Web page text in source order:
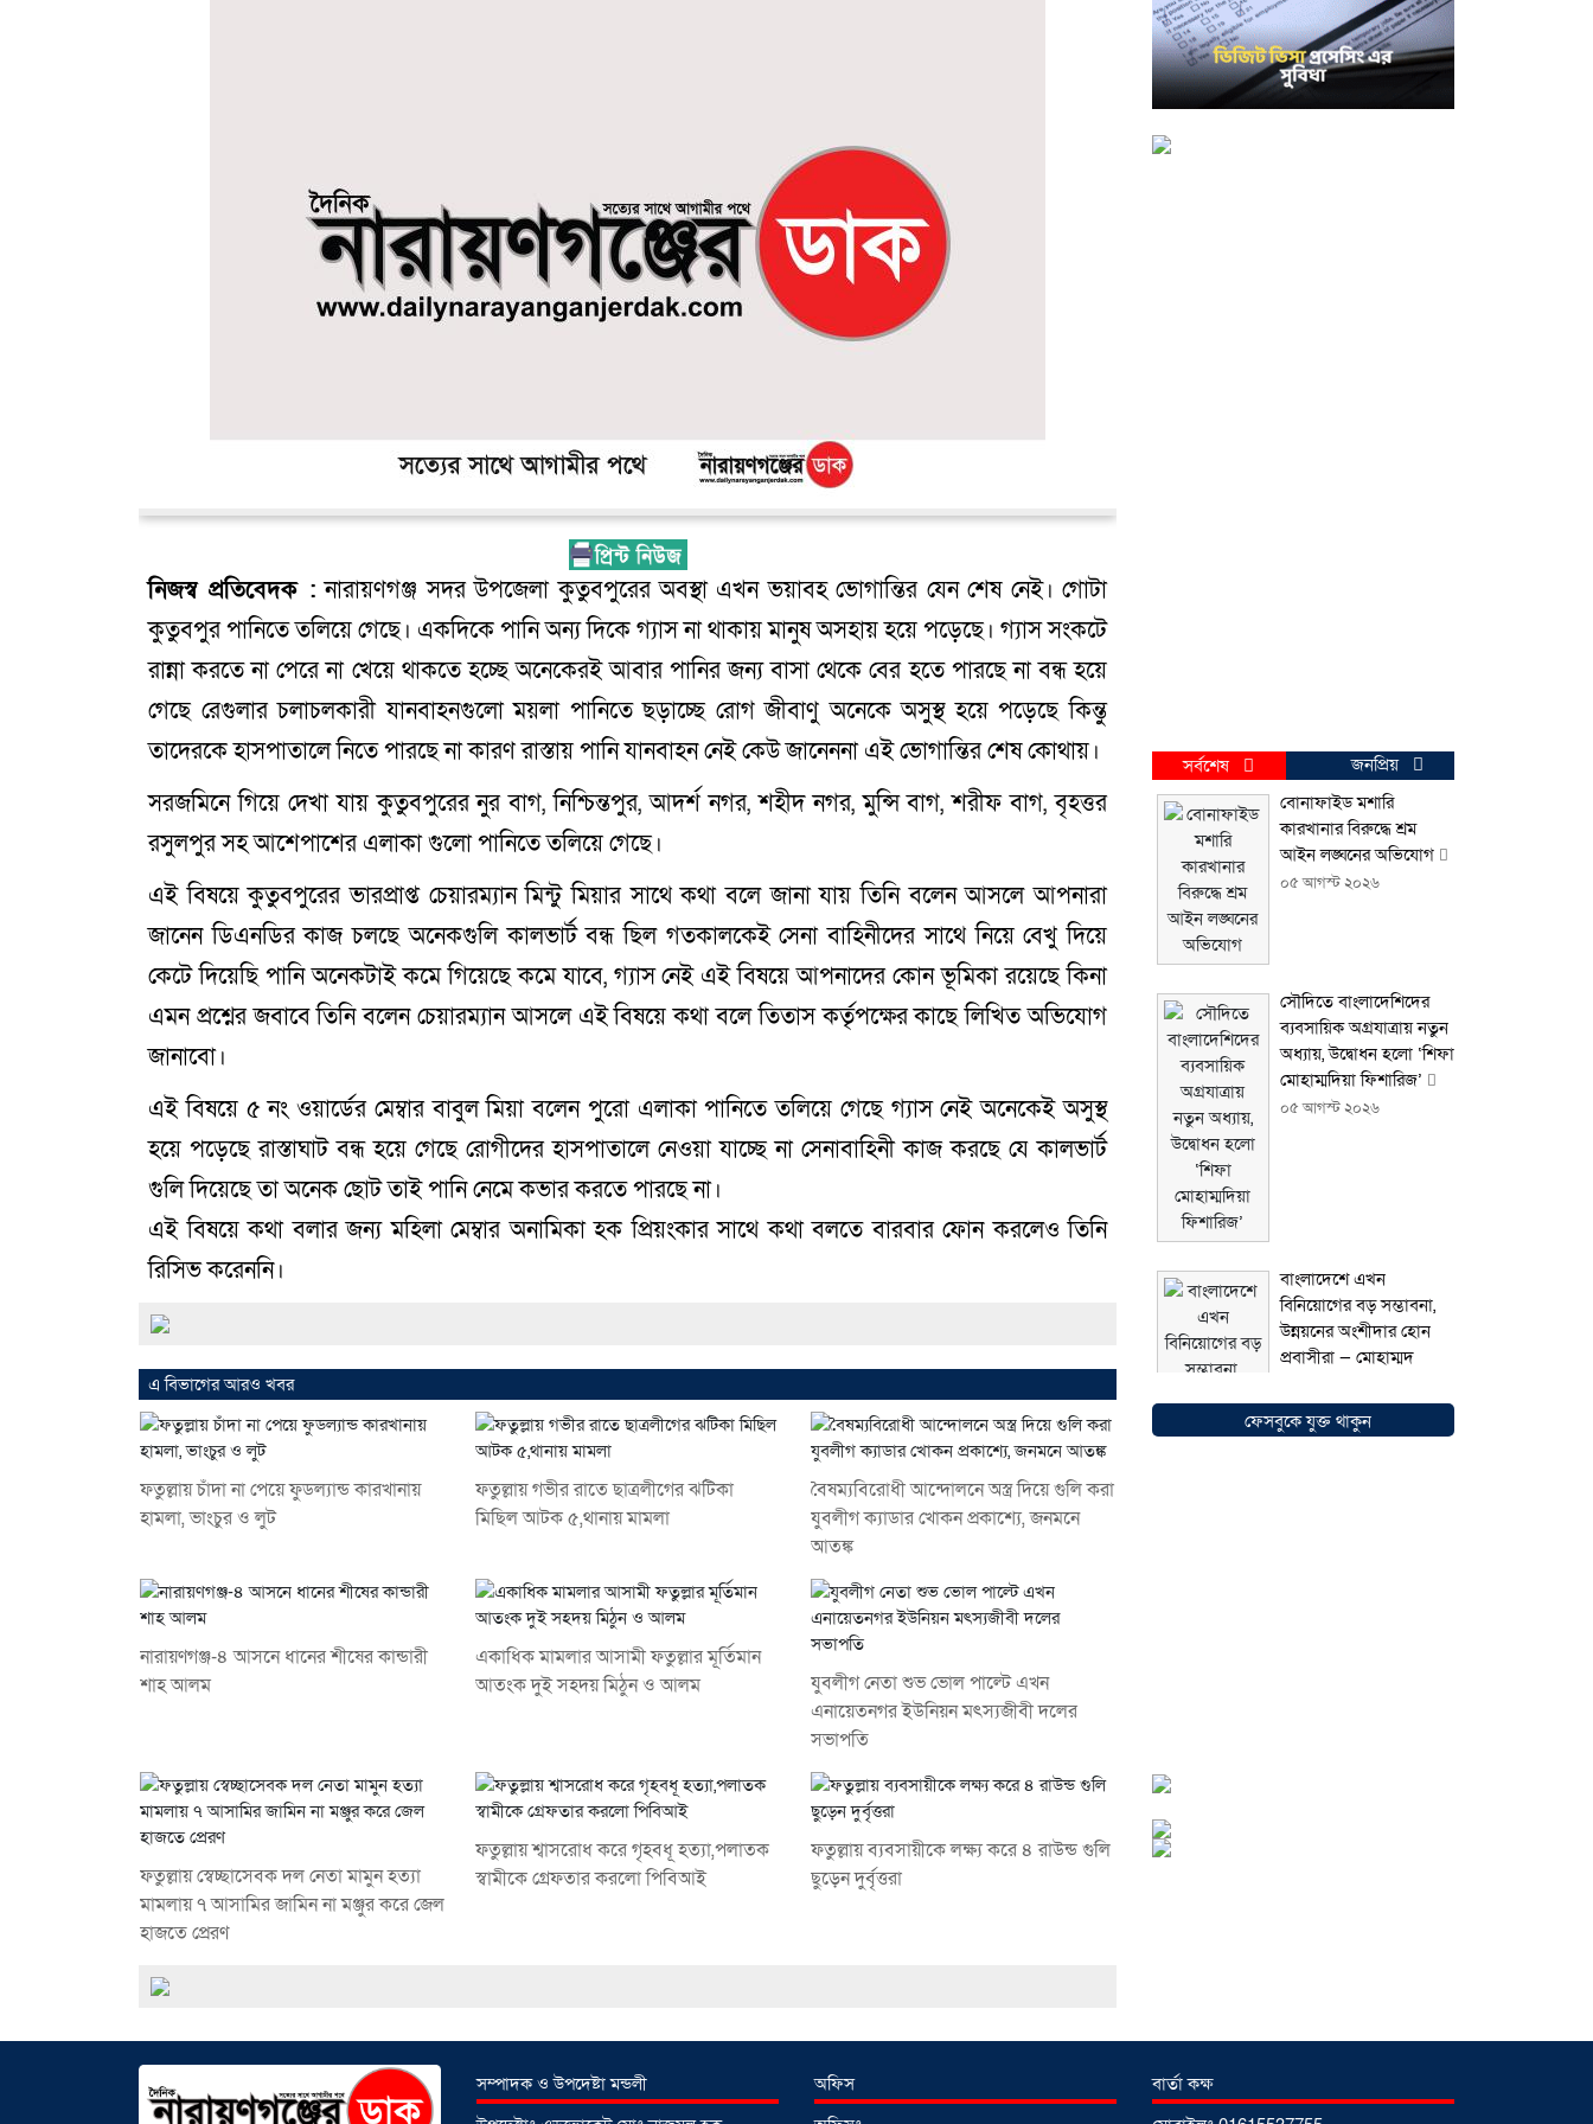
নিজস্ব প্রতিবেদক : নারায়ণগঞ্জ সদর উপজেলা কুতুবপুরের অবস্থা এখন ভয়াবহ ভোগান্তির যেন শেষ নেই। গোটা
কুতুবপুর পানিতে তলিয়ে গেছে। একদিকে পানি অন্য দিকে গ্যাস না থাকায় মানুষ অসহায় হয়ে পড়েছে। গ্যাস সংকটে
রান্না করতে না পেরে না খেয়ে থাকতে হচ্ছে অনেকেরই আবার পানির জন্য বাসা থেকে বের হতে পারছে না বন্ধ হয়ে
গেছে রেগুলার চলাচলকারী যানবাহনগুলো ময়লা পানিতে ছড়াচ্ছে রোগ জীবাণু অনেকে অসুস্থ হয়ে পড়েছে কিন্তু
তাদেরকে হাসপাতালে নিতে পারছে না কারণ রাস্তায় পানি যানবাহন নেই কেউ জানেননা এই ভোগান্তির শেষ কোথায়।
সরজমিনে গিয়ে দেখা যায় কুতুবপুরের নুর বাগ, নিশ্চিন্তপুর, আদর্শ নগর, শহীদ নগর, মুন্সি বাগ, শরীফ বাগ, বৃহত্তর
রসুলপুর সহ আশেপাশের এলাকা গুলো পানিতে তলিয়ে গেছে।
এই বিষয়ে কুতুবপুরের ভারপ্রাপ্ত চেয়ারম্যান মিন্টু মিয়ার সাথে কথা বলে জানা যায় তিনি বলেন আসলে আপনারা
জানেন ডিএনডির কাজ চলছে অনেকগুলি কালভার্ট বন্ধ ছিল গতকালকেই সেনা বাহিনীদের সাথে নিয়ে বেখু দিয়ে
কেটে দিয়েছি পানি অনেকটাই কমে গিয়েছে কমে যাবে, গ্যাস নেই এই বিষয়ে আপনাদের কোন ভূমিকা রয়েছে কিনা
এমন প্রশ্নের জবাবে তিনি বলেন চেয়ারম্যান আসলে এই বিষয়ে কথা বলে তিতাস কর্তৃপক্ষের কাছে লিখিত অভিযোগ
জানাবো।
এই বিষয়ে ৫ নং ওয়ার্ডের মেম্বার বাবুল মিয়া বলেন পুরো এলাকা পানিতে তলিয়ে গেছে গ্যাস নেই অনেকেই অসুস্থ
হয়ে পড়েছে রাস্তাঘাট বন্ধ হয়ে গেছে রোগীদের হাসপাতালে নেওয়া যাচ্ছে না সেনাবাহিনী কাজ করছে যে কালভার্ট
গুলি দিয়েছে তা অনেক ছোট তাই পানি নেমে কভার করতে পারছে না।
এই বিষয়ে কথা বলার জন্য মহিলা মেম্বার অনামিকা হক প্রিয়ংকার সাথে কথা বলতে বারবার ফোন করলেও তিনি
রিসিভ করেননি।
এ বিভাগের আরও খবর
ফতুল্লায় চাঁদা না পেয়ে ফুডল্যান্ড কারখানায়
হামলা, ভাংচুর ও লুট
ফতুল্লায় গভীর রাতে ছাত্রলীগের ঝটিকা
মিছিল আটক ৫,থানায় মামলা
বৈষম্যবিরোধী আন্দোলনে অস্ত্র দিয়ে গুলি করা
যুবলীগ ক্যাডার খোকন প্রকাশ্যে, জনমনে
আতঙ্ক
নারায়ণগঞ্জ-৪ আসনে ধানের শীষের কান্ডারী
শাহ আলম
একাধিক মামলার আসামী ফতুল্লার মূর্তিমান
আতংক দুই সহদয় মিঠুন ও আলম
যুবলীগ নেতা শুভ ভোল পাল্টে এখন
এনায়েতনগর ইউনিয়ন মৎস্যজীবী দলের
সভাপতি
ফতুল্লায় স্বেচ্ছাসেবক দল নেতা মামুন হত্যা
মামলায় ৭ আসামির জামিন না মঞ্জুর করে জেল
হাজতে প্রেরণ
ফতুল্লায় শ্বাসরোধ করে গৃহবধূ হত্যা,পলাতক
স্বামীকে গ্রেফতার করলো পিবিআই
ফতুল্লায় ব্যবসায়ীকে লক্ষ্য করে ৪ রাউন্ড গুলি
ছুড়েন দুর্বৃত্তরা
সর্বশেষ
জনপ্রিয়
বোনাফাইড মশারি
কারখানার বিরুদ্ধে শ্রম
আইন লঙ্ঘনের অভিযোগ
০৫ আগস্ট ২০২৬
সৌদিতে বাংলাদেশিদের
ব্যবসায়িক অগ্রযাত্রায় নতুন
অধ্যায়, উদ্বোধন হলো ‘শিফা
মোহাম্মদিয়া ফিশারিজ’
০৫ আগস্ট ২০২৬
বাংলাদেশে এখন
বিনিয়োগের বড় সম্ভাবনা,
উন্নয়নের অংশীদার হোন
প্রবাসীরা — মোহাম্মদ
২০২৬
ফেসবুকে যুক্ত থাকুন
সম্পাদক ও উপদেষ্টা মন্ডলী
অফিস
বার্তা কক্ষ